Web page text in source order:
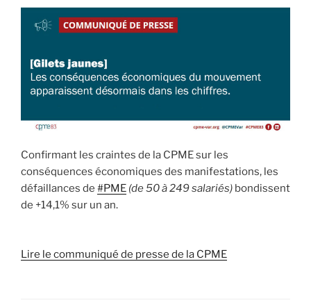
Confirmant les craintes de la CPME sur les
conséquences économiques des manifestations, les
défaillances de #PME (de 50 à 249 salariés) bondissent
de +14,1% sur un an.
Lire le communiqué de presse de la CPME